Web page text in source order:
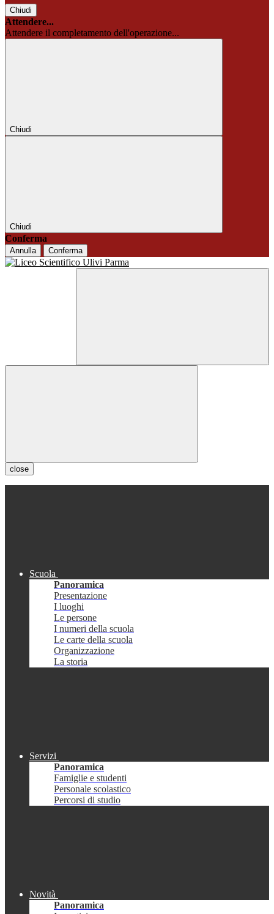
Chiudi
Attendere...
Attendere il completamento dell'operazione...
Chiudi
Chiudi
Conferma
Annulla Conferma
close
Scuola
Panoramica
Presentazione
I luoghi
Le persone
I numeri della scuola
Le carte della scuola
Organizzazione
La storia
Servizi
Panoramica
Famiglie e studenti
Personale scolastico
Percorsi di studio
Novità
Panoramica